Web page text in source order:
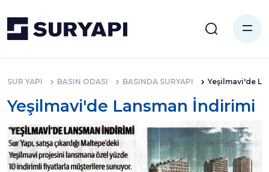
SUR YAPI BASIN ODASI BASINDA SURYAPI Yeşilmavi'de
Yeşilmavi'de Lansman İndirimi